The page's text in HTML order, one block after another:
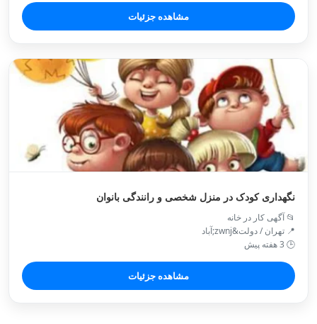
مشاهده جزئیات
نگهداری کودک در منزل شخصی و رانندگی بانوان
📂 آگهی کار در خانه
📍 تهران / دولت&zwnj;آباد
🕒 3 هفته پیش
مشاهده جزئیات